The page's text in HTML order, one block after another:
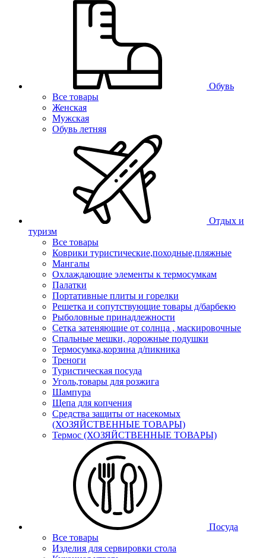
Обувь
Все товары
Женская
Мужская
Обувь летняя
Отдых и
туризм
Все товары
Коврики туристические,походные,пляжные
Мангалы
Охлаждающие элементы к термосумкам
Палатки
Портативные плиты и горелки
Решетка и сопутствующие товары д/барбекю
Рыболовные принадлежности
Сетка затеняющие от солнца , маскировочные
Спальные мешки, дорожные подушки
Термосумка,корзина д/пикника
Треноги
Туристическая посуда
Уголь,товары для розжига
Шампура
Щепа для копчения
Средства защиты от насекомых
(ХОЗЯЙСТВЕННЫЕ ТОВАРЫ)
Термос (ХОЗЯЙСТВЕННЫЕ ТОВАРЫ)
Посуда
Все товары
Изделия для сервировки стола